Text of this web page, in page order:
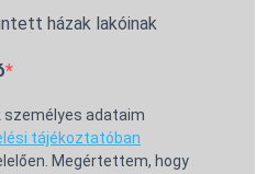
házak lakóinak
személyes adataim
tájékoztatóban
Megértettem, hogy